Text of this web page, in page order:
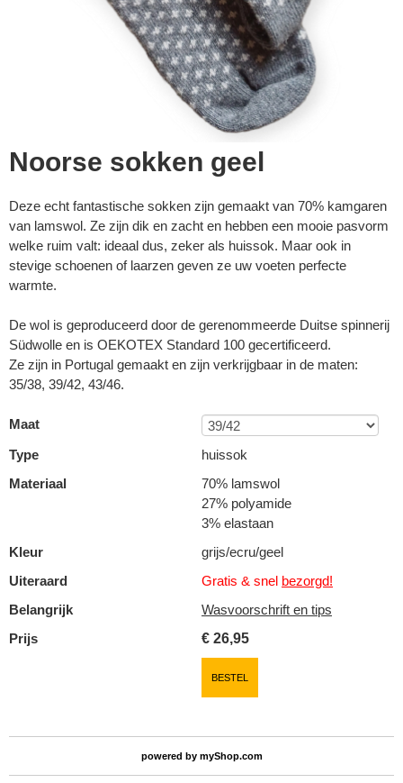
Noorse sokken geel
Deze echt fantastische sokken zijn gemaakt van 70% kamgaren
van lamswol. Ze zijn dik en zacht en hebben een mooie pasvorm
welke ruim valt: ideaal dus, zeker als huissok. Maar ook in
stevige schoenen of laarzen geven ze uw voeten perfecte
warmte.
De wol is geproduceerd door de gerenommeerde Duitse spinnerij
Südwolle en is OEKOTEX Standard 100 gecertificeerd.
Ze zijn in Portugal gemaakt en zijn verkrijgbaar in de maten:
35/38, 39/42, 43/46.
Maat
Type
huissok
Materiaal
70% lamswol
27% polyamide
3% elastaan
Kleur
grijs/ecru/geel
Uiteraard
Gratis & snel bezorgd!
Belangrijk
Wasvoorschrift en tips
Prijs
€ 26,95
BESTEL
powered by myShop.com